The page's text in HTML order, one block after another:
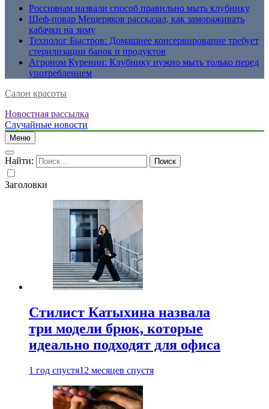
Россиянам назвали способ правильно мыть клубнику
Шеф-повар Мещеряков рассказал, как замораживать
кабачки на зиму
Технолог Быстров: Домашнее консервирование требует
стерилизации банок и продуктов
Агроном Куренин: Клубнику нужно мыть только перед
употреблением
Салон красоты
Новостная рассылка
Случайные новости
Меню
Найти:
Заголовки
Стилист Катыхина назвала
три модели брюк, которые
идеально подходят для офиса
1 год спустя12 месяцев спустя